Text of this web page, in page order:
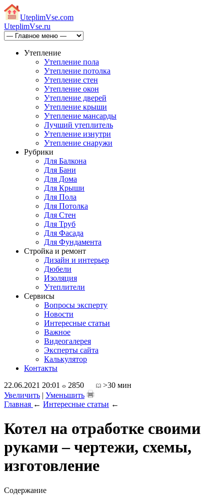
UteplimVse.com
UteplimVse.ru
Утепление
Утепление пола
Утепление потолка
Утепление стен
Утепление окон
Утепление дверей
Утепление крыши
Утепление мансарды
Лучший утеплитель
Утепление изнутри
Утепление снаружи
Рубрики
Для Балкона
Для Бани
Для Дома
Для Крыши
Для Пола
Для Потолка
Для Стен
Для Труб
Для Фасада
Для Фундамента
Стройка и ремонт
Дизайн и интерьер
Дюбели
Изоляция
Утеплители
Сервисы
Вопросы эксперту
Новости
Интересные статьи
Важное
Видеогалерея
Эксперты сайта
Калькулятор
Контакты
22.06.2021 20:01
2850
>30 мин
Увеличить | Уменьшить
Главная ← Интересные статьи ←
Котел на отработке своими
руками – чертежи, схемы,
изготовление
Содержание